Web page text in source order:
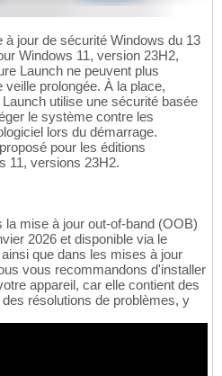
jour de sécurité Windows du 13
Windows 11, version 23H2,
Launch ne peuvent plus
prolongée. À la place,
utilise une sécurité basée
le système contre les
lors du démarrage.
pour les éditions
11, versions 23H2.
mise à jour out-of-band (OOB)
2026 et disponible via le
que dans les mises à jour
vous recommandons d'installer
appareil, car elle contient des
résolutions de problèmes, y